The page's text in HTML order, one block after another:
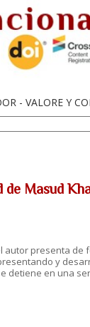
- VALORE Y
Masud
presenta de
y
detiene en una